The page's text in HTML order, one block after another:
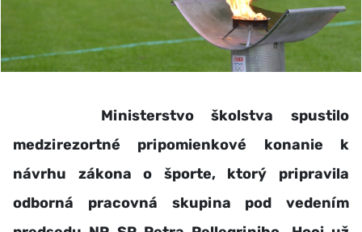
Ministerstvo školstva spustilo
medzirezortné pripomienkové konanie k
návrhu zákona o športe, ktorý pripravila
odborná pracovná skupina pod vedením